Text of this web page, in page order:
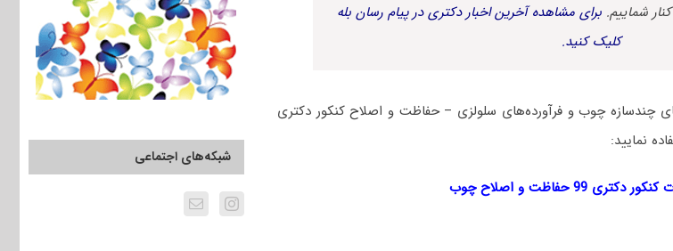
شماییم. برای مشاهده آخرین اخبار دکتری در پیام رسان بله
کلیک کنید.
چندسازه چوب و فرآورده‌های سلولزی – حفاظت و اصلاح کنکور دکتری
99 حفاظت و اصلاح چوب
شبکه‌های اجتماعی